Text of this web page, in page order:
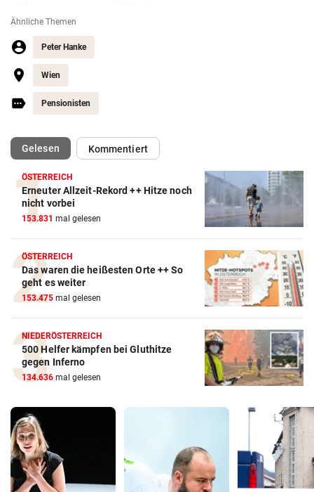
Ähnliche Themen
Peter Hanke
Wien
Pensionisten
Gelesen(ausgewählt)Kommentiert
ÖSTERREICH
Erneuter Allzeit-Rekord ++ Hitze noch
nicht vorbei
153.831 mal gelesen
ÖSTERREICH
Das waren die heißesten Orte ++ So
geht es weiter
153.475 mal gelesen
NIEDERÖSTERREICH
500 Helfer kämpfen bei Gluthitze
gegen Inferno
134.636 mal gelesen